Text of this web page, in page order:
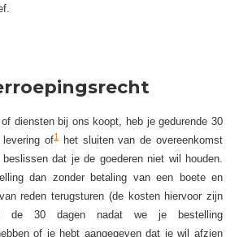
diensten bij ons koopt, heb je gedurende 30
of1het sluiten van de overeenkomst
dat je de goederen niet wil houden.
dan zonder betaling van een boete en
reden terugsturen (de kosten hiervoor zijn
de 30 dagen nadat we je bestelling
of je hebt aangegeven dat je wil afzien